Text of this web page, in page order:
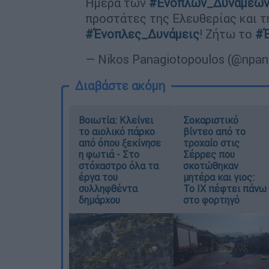
προστάτες της Ελευθερίας και
#Ένοπλες_Δυνάμεις! Ζήτω το
— Nikos Panagiotopoulos
Διαβάστε ακόμη
Βοιωτία: Κλείνει
το αιολικό πάρκο
από όπου ξεκίνησε
η φωτιά - Στο
στόχαστρο όλα τα
έργα του
συλληφθέντα
δημάρχου
Σοκαριστικό
βίντεο από το
τροχαίο στις
Σέρρες που
σκοτώθηκαν
μητέρα και γιος:
Το ΙΧ πέφτει πάνω
στο φορτηγό